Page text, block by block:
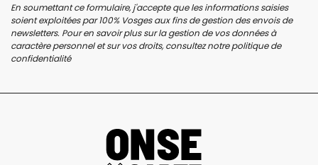
En soumettant ce formulaire, j'accepte que les informations saisies
soient exploitées par 100% Vosges aux fins de gestion des envois de
newsletters. Pour en savoir plus sur la gestion de vos données à
caractère personnel et sur vos droits, consultez notrepolitique de
confidentialité